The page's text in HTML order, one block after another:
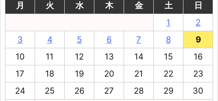
月
火 水 木 金 土
日
1
2
3
4 5 6 7 8
9
10
11 12 13 14 15
16
17
18 19 20 21 22
23
24
25 26 27 28 29
30